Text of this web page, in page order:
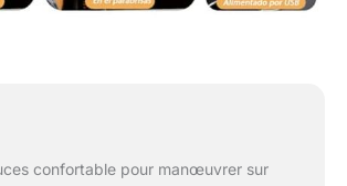
confortable pour manœuvrer sur